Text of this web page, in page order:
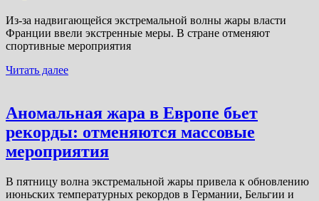
Из-за надвигающейся экстремальной волны жары власти
Франции ввели экстренные меры. В стране отменяют
спортивные мероприятия
Читать далее
Аномальная жара в Европе бьет
рекорды: отменяются массовые
мероприятия
В пятницу волна экстремальной жары привела к обновлению
июньских температурных рекордов в Германии, Бельгии и